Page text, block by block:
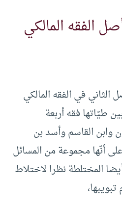
الفقه المالكي
الثاني في الفقه المالكي
طيّاتها فقه أربعة
القاسم وأسد بن
أنّها مجموعة من المسائل
المختلطة نظرا لاختلاط